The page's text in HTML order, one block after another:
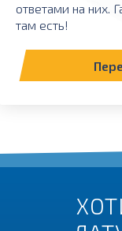
ответами на них.
там есть!